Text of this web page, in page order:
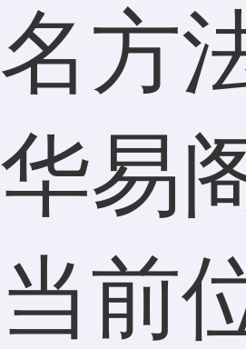
名方
华易
当前